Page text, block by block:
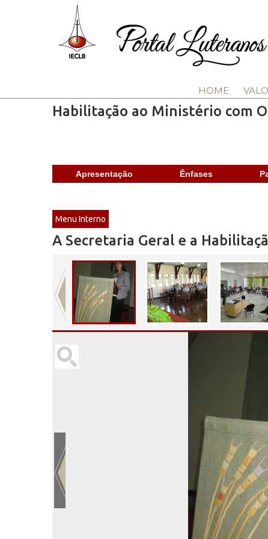
HOME
Habilitação ao Ministério com
Apresentação Ênfases
Menu Interno
A Secretaria Geral e a